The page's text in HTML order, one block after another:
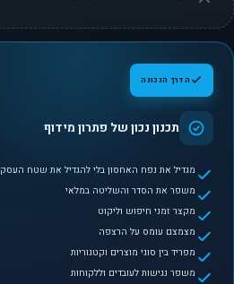
הדרך הנכונה
תכנון נכון של פתרון מידוף
מגדיל את נפח האחסון בלי להגדיל את שטח העסק
משפר את הסדר והשליטה במלאי
מקצר זמני חיפוש וליקוט
מצמצם עומס על הרצפה
מפריד בין סוגי מוצרים וקטגוריות
משפר נגישות לעובדים וללקוחות